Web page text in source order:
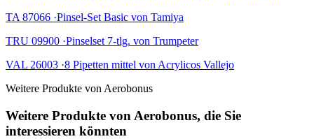
TA 87066 ·Pinsel-Set Basic von Tamiya
TRU 09900 ·Pinselset 7-tlg. von Trumpeter
VAL 26003 ·8 Pipetten mittel von Acrylicos Vallejo
Weitere Produkte von Aerobonus
Weitere Produkte von Aerobonus, die Sie
interessieren könnten